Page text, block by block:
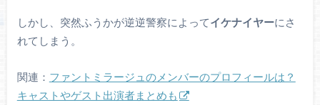
しかし、突然ふうかが逆逆警察によってイケナイヤーにさ
れてしまう。
関連： ファントミラージュのメンバーのプロフィールは？
キャストやゲスト出演者まとめも